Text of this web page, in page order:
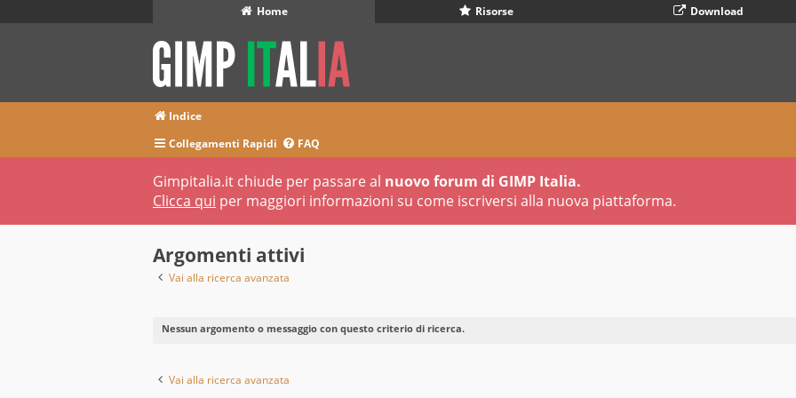
Home Risorse Download
Indice
Collegamenti Rapidi
FAQ
Gimpitalia.it chiude per passare al nuovo forum di GIMP Italia.
Clicca qui per maggiori informazioni su come iscriversi alla nuova piattaforma.
Argomenti attivi
Vai alla ricerca avanzata
Nessun argomento o messaggio con questo criterio di ricerca.
Vai alla ricerca avanzata